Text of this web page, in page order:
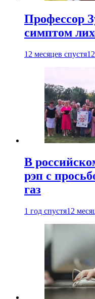
Профессор
симптом
12 месяцев спустя
В
рэп с
газ
1 год спустя12